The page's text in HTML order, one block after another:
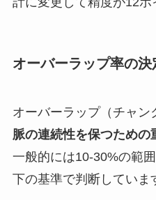
オーバーラップ率の決
オーバーラップ（チャン
脈の連続性を保つための
一般的には10-30%の範
下の基準で判断していま